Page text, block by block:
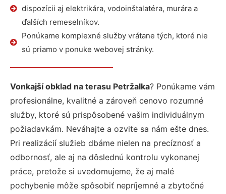
dispozícii aj elektrikára, vodoinštalatéra, murára a
ďalších remeselníkov.
Ponúkame komplexné služby vrátane tých, ktoré nie
sú priamo v ponuke webovej stránky.
Vonkajší obklad na terasu Petržalka? Ponúkame vám
profesionálne, kvalitné a zároveň cenovo rozumné
služby, ktoré sú prispôsobené vašim individuálnym
požiadavkám. Neváhajte a ozvite sa nám ešte dnes.
Pri realizácií služieb dbáme nielen na precíznosť a
odbornosť, ale aj na dôslednú kontrolu vykonanej
práce, pretože si uvedomujeme, že aj malé
pochybenie môže spôsobiť nepríjemné a zbytočné